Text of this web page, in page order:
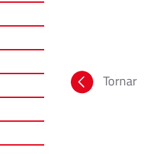
Tornar